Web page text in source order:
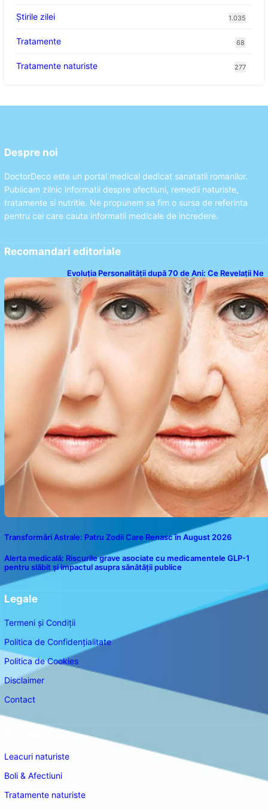
Știrile zilei 1.035
Tratamente 68
Tratamente naturiste 277
Despre noi
DoctorDeco este un portal medical dedicat sanatatii romanilor.
Publicam zilnic informatii despre afectiuni, remedii naturiste,
tratamente si nutritie. Ne propunem sa fim o sursa de referinta
pentru cei care cauta informatii medicale de incredere.
Recomandari editoriale
Evoluția Personalității după 70 de Ani: Ce Revelații Ne
Oferă Studiile Psihologice
Transformări Astrale: Patru Zodii Care Renasc în August 2026
Alerta medicală: Riscurile grave asociate cu medicamentele GLP-1
pentru slăbit și impactul asupra sănătății publice
Legale
Termeni și Condiții
Politica de Confidențialitate
Politica de Cookies
Disclaimer
Contact
Leacuri naturiste
Boli & Afectiuni
Tratamente naturiste